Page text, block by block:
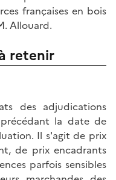
françaises en bois
Allouard.
retenir
des adjudications
la date de
Il s'agit de prix
de prix encadrants
parfois sensibles